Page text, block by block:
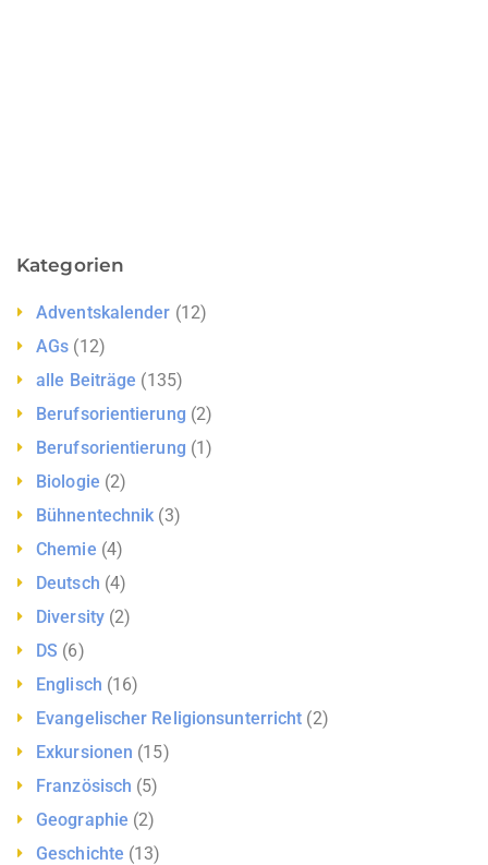
Kategorien
Adventskalender (12)
AGs (12)
alle Beiträge (135)
Berufsorientierung (2)
Berufsorientierung (1)
Biologie (2)
Bühnentechnik (3)
Chemie (4)
Deutsch (4)
Diversity(2)
DS (6)
Englisch (16)
Evangelischer Religionsunterricht (2)
Exkursionen (15)
Französisch (5)
Geographie (2)
Geschichte (13)